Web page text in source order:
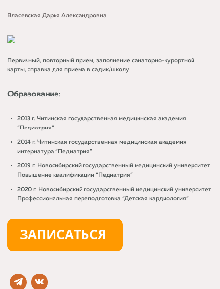
Власевская Дарья Александровна
Первичный, повторный прием, заполнение санаторно-курортной
карты, справка для приема в садик/школу
Образование:
2013 г. Читинская государственная медицинская академия
“Педиатрия”
2014 г. Читинская государственная медицинская академия
интернатура “Педиатрия”
2019 г. Новосибирский государственный медицинский университет
Повышение квалификации “Педиатрия”
2020 г. Новосибирский государственный медицинский университет
Профессиональная переподготовка “Детская кардиология”